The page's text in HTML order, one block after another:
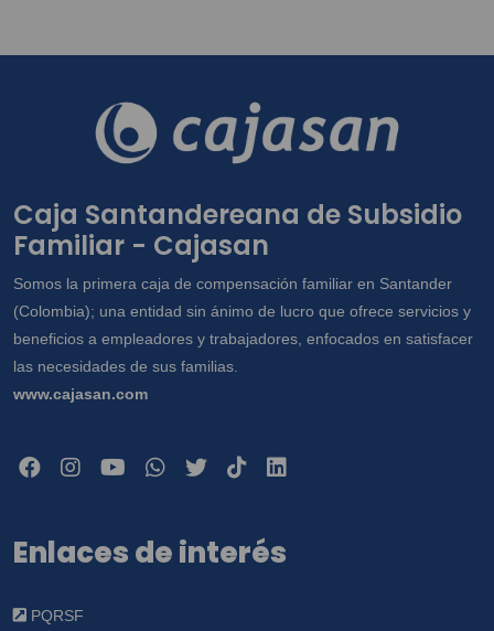
Caja Santandereana de Subsidio
Familiar - Cajasan
Somos la primera caja de compensación familiar en Santander
(Colombia); una entidad sin ánimo de lucro que ofrece servicios y
beneficios a empleadores y trabajadores, enfocados en satisfacer
las necesidades de sus familias.
www.cajasan.com
Enlaces de interés
PQRSF